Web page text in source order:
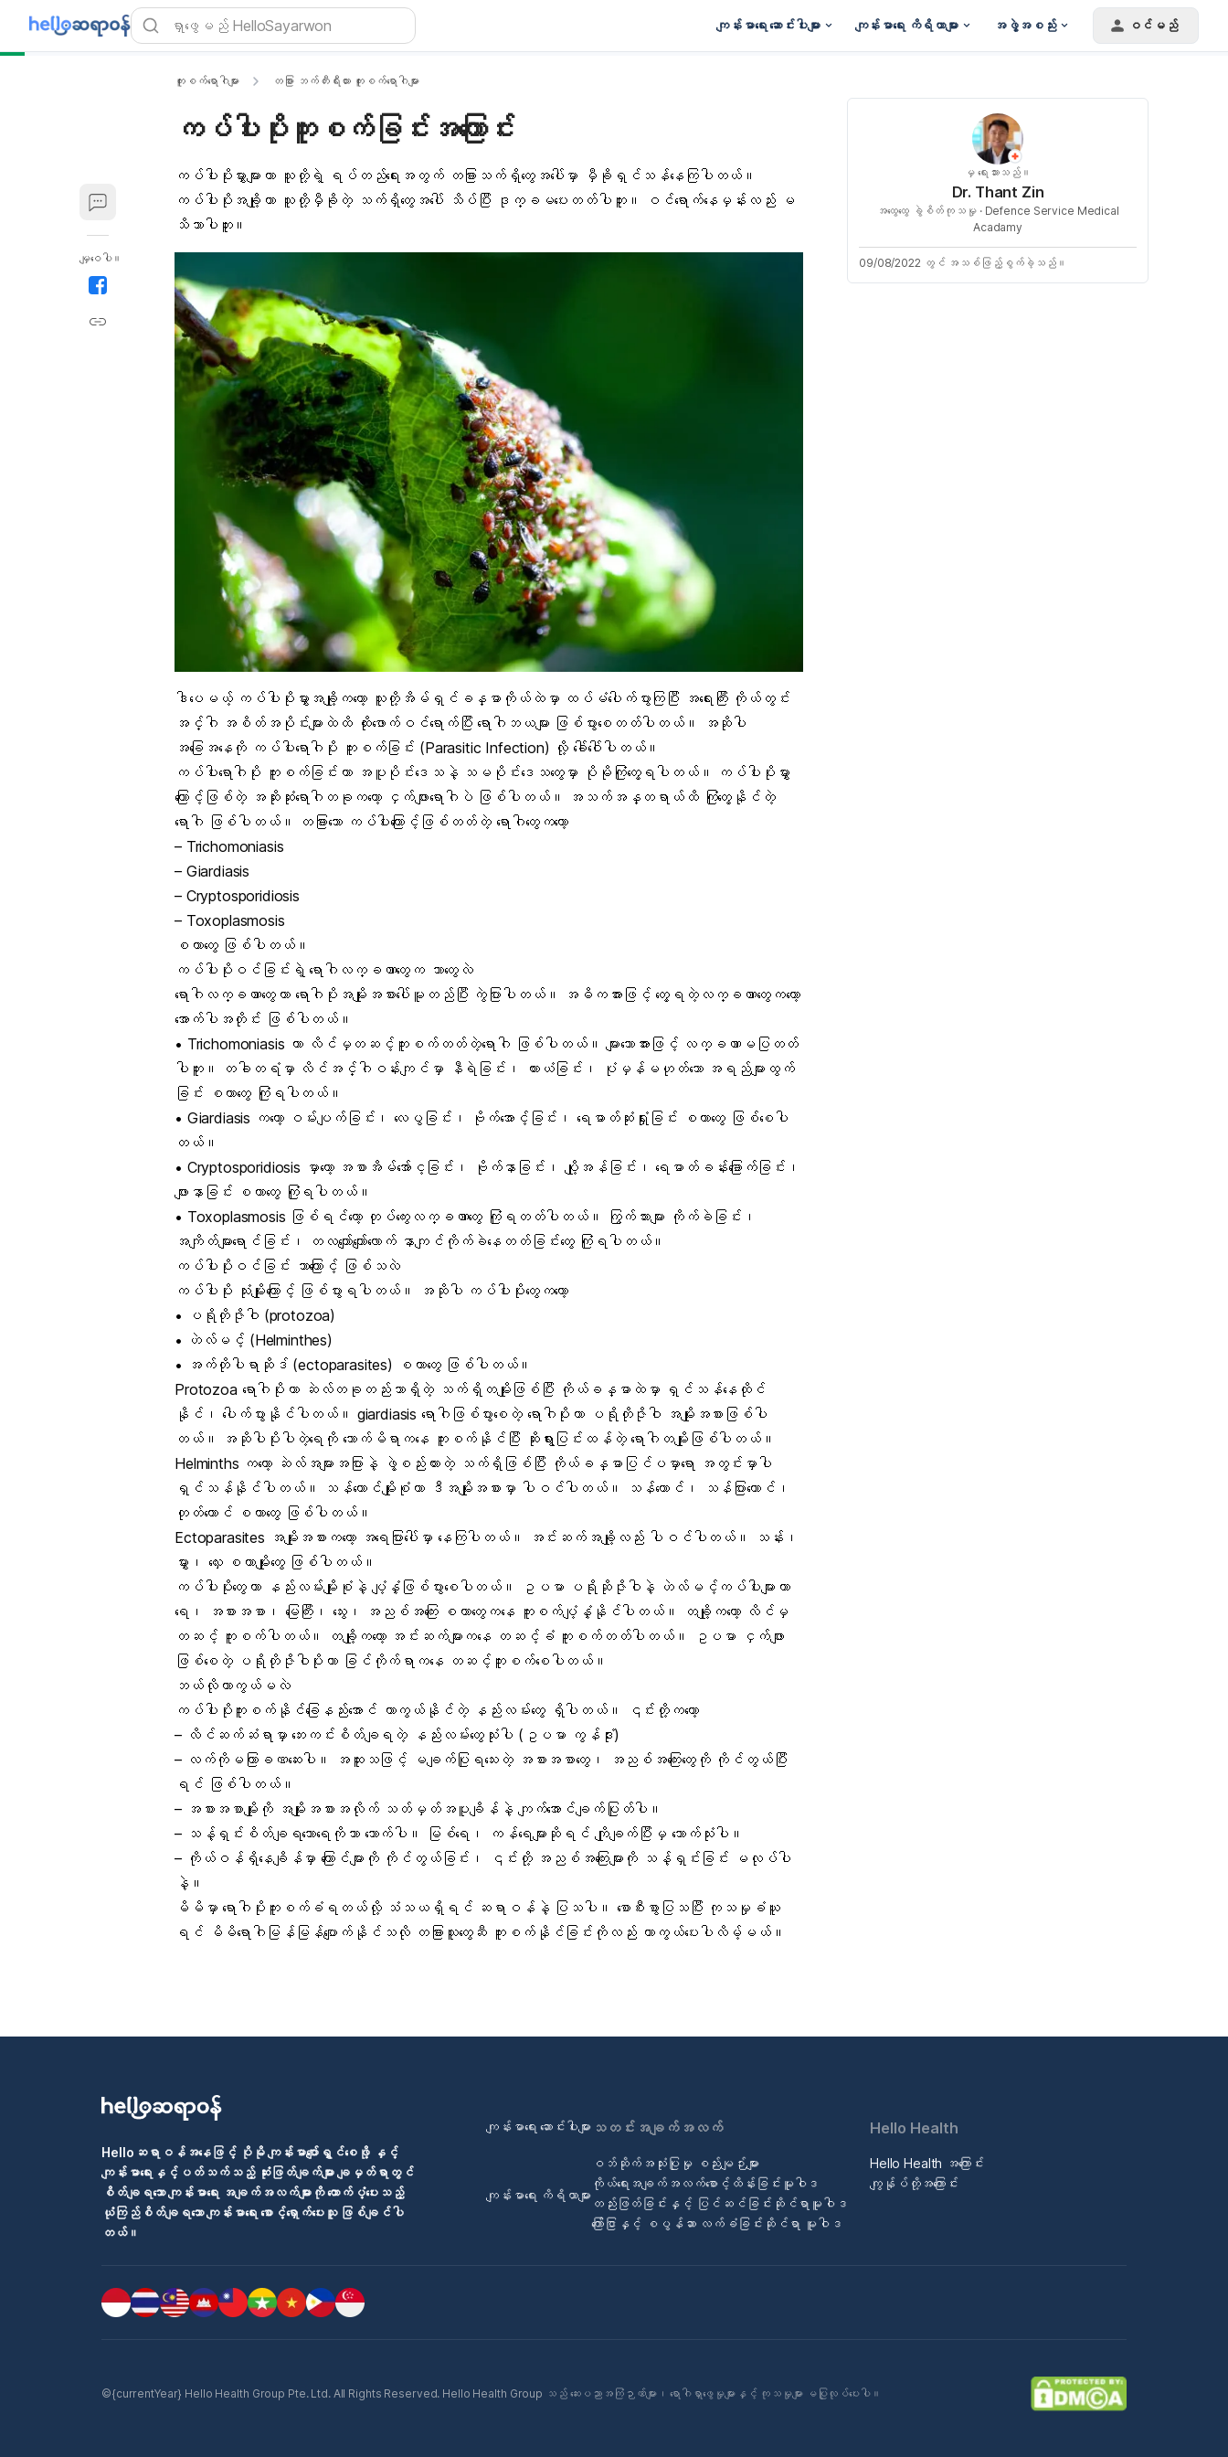
ကျန်းမာရေး ဆောင်းပါးများ ကျန်းမာရေး ကိရိယာများ အဖွဲ့အစည်း ဝင်မည်
မျှဝေပါ။
ကူးစက်ရောဂါများ တခြား ဘက်တီးရီးယား ကူးစက်ရောဂါများ
ကပ်ပါးပိုးကူးစက်ခြင်းအကြောင်း
ကပ်ပါးပိုးမွှားများ ဟာ သူတို့ရဲ့ ရပ်တည်ရေးအတွက် တခြားသက်ရှိတွေအပေါ်မှာ မှီခိုရှင်သန်နေကြပါတယ်။
ကပ်ပါးပိုးအချို့ဟာ သူတို့မှီခိုတဲ့ သက်ရှိတွေအပေါ် သိပ်ပြီး ဒုက္ခမပေးတတ်ပါဘူး။ ဝင်ရောက်နေမှန်းလည်း မ
သိသာပါဘူး။
ဒါပေမယ့် ကပ်ပါးပိုးမွှားအချို့ကတော့ သူတို့အိမ်ရှင်ခန္ဓာကိုယ်ထဲမှာ ထပ်မံပေါက်ပွားကြပြီး အရေးကြီး ကိုယ်တွင်း
အင်္ဂါ အစိတ်အပိုင်းများထဲထိ ထိုးဖောက်ဝင်ရောက်ပြီး ရောဂါဘယများ ဖြစ်ပွားစေတတ်ပါတယ်။ အဆိုပါ
အခြေအနေကို ကပ်ပါးရောဂါပိုး ကူးစက်ခြင်း (Parasitic Infection) လို့ ခေါ်ဝေါ်ပါတယ်။
ကပ်ပါးရောဂါပိုး ကူးစက်ခြင်းဟာ အပူပိုင်းဒေသနဲ့ သမပိုင်းဒေသတွေမှာ ပိုမိုကြုံတွေ့ရပါတယ်။ ကပ်ပါးပိုးမွှား
ကြောင့်ဖြစ်တဲ့ အဆိုးဆုံးရောဂါတခုကတော့ ငှက်ဖျားရောဂါ ပဲ ဖြစ်ပါတယ်။ အသက်အန္တရာယ်ထိ ကြုံတွေ့နိုင်တဲ့
ရောဂါ ဖြစ်ပါတယ်။ တခြားသော ကပ်ပါးကြောင့်ဖြစ်တတ်တဲ့ ရောဂါတွေကတော့
– Trichomoniasis
– Giardiasis
– Cryptosporidiosis
– Toxoplasmosis
စတာတွေ ဖြစ်ပါတယ်။
ကပ်ပါးပိုးဝင်ခြင်းရဲ့ ရောဂါလက္ခဏာတွေ က ဘာတွေလဲ
ရောဂါလက္ခဏာတွေဟာ ရောဂါပိုးအမျိုးအစားပေါ်မူတည်ပြီး ကွဲပြားပါတယ်။ အဓိကအားဖြင့် တွေ့ရတဲ့လက္ခဏာတွေကတော့
အောက်ပါအတိုင်း ဖြစ်ပါတယ်။
• Trichomoniasis ဟာ လိင်မှတဆင့်ကူးစက်တတ်တဲ့ရောဂါ ဖြစ်ပါတယ်။ များသောအားဖြင့် လက္ခဏာမပြတတ်
ပါဘူး။ တခါတရံမှာ လိင်အင်္ဂါဝန်းကျင်မှာ နီရဲခြင်း၊ ယားယံခြင်း၊ ပုံမှန်မဟုတ်သော အရည်များထွက်
ခြင်း စတာတွေ ကြုံရပါတယ်။
• Giardiasis ကတော့ ဝမ်းပျက်ခြင်း၊ လေပွခြင်း၊ ဗိုက်အောင့်ခြင်း၊ ရေဓာတ်ဆုံးရှုံးခြင်း စတာတွေ ဖြစ်စေပါ
တယ်။
• Cryptosporidiosis မှာတော့ အစာအိမ်အော်င့ခြင်း၊ ဗိုက်နာခြင်း၊ ပျို့အန်ခြင်း၊ ရေဓာတ်ခန်းခြောက်ခြင်း၊
ဖျားနာခြင်း စတာတွေ ကြုံရပါတယ်။
• Toxoplasmosis ဖြစ်ရင်တော့ တုပ်ကွေးလက္ခဏာတွေ ကြုံရတတ်ပါတယ်။ ကြွက်သားများ ကိုက်ခဲခြင်း၊
အကျိတ်များရောင်ခြင်း၊ တလကျော်ကျော်လောက် နာကျင်ကိုက်ခဲနေတတ်ခြင်းတွေ ကြုံရပါတယ်။
ကပ်ပါးပိုးဝင်ခြင်း ဘာကြောင့် ဖြစ်သလဲ
ကပ်ပါးပိုး သုံးမျိုးကြောင့် ဖြစ်ပွားရပါတယ်။ အဆိုပါ ကပ်ပါးပိုးတွေကတော့
• ပရိုတိုဇိုဝါ (protozoa)
• ဟဲလ်မင့် (Helminthes)
• အက်တိုပါရာဆိုဒ် (ectoparasites) စတာတွေ ဖြစ်ပါတယ်။
Protozoa ရောဂါပိုးဟာ ဆဲလ်တခုတည်းသာရှိတဲ့ သက်ရှိတမျိုးဖြစ်ပြီး ကိုယ်ခန္ဓာထဲမှာ ရှင်သန်နေထိုင်
နိုင်၊ ပေါက်ပွားနိုင်ပါတယ်။ giardiasis ရောဂါဖြစ်ပွားစေတဲ့ ရောဂါပိုးဟာ ပရိုတိုဇိုဝါ အမျိုးအစားဖြစ်ပါ
တယ်။ အဆိုပါပိုးပါတဲ့ရေကို သောက်မိရာကနေ ကူးစက်နိုင်ပြီး ဆိုးရွားပြင်းထန်တဲ့ ရောဂါတမျိုးဖြစ်ပါတယ်။
Helminths ကတော့ ဆဲလ်အများအပြားနဲ့ ဖွဲ့စည်းထားတဲ့ သက်ရှိဖြစ်ပြီး ကိုယ်ခန္ဓာပြင်ပမှာရော အတွင်းမှာပါ
ရှင်သန်နိုင်ပါတယ်။ သန်ကောင်မျိုးစုံဟာ ဒီအမျိုးအစားမှာ ပါဝင်ပါတယ်။ သန်ကောင်၊
သန်ပြားကောင်၊
တုတ်ကောင် စတာတွေ ဖြစ်ပါတယ်။
Ectoparasites အမျိုးအစားကတော့ အရေပြားပေါ်မှာ နေကြပါတယ်။ အင်းဆက်အချို့လည်း ပါဝင်ပါတယ်။ သန်း၊
မွှား၊ လှေး စတာမျိုးတွေ ဖြစ်ပါတယ်။
ကပ်ပါးပိုးတွေဟာ နည်းလမ်းမျိုးစုံနဲ့ ပျံ့နှံ့ဖြစ်ပွားစေပါတယ်။ ဥပမာ ပရိုဆိုဇိုဝါနဲ့ ဟဲလ်မင့်ကပ်ပါးများဟာ
ရေ၊ အစားအစာ၊ မြေကြီး၊ သွေး၊ အညစ်အကြေး စတာတွေကနေ ကူးစက်ပျံ့နှံ့နိုင်ပါတယ်။ တချို့ကတော့ လိင်မှ
တဆင့် ကူးစက်ပါတယ်။ တချို့ကတော့ အင်းဆက်များကနေ တဆင့်ခံ ကူးစက်တတ်ပါတယ်။ ဥပမာ ငှက်ဖျား
ဖြစ်စေတဲ့ ပရိုတိုဇိုဝါပိုးဟာ ခြင်ကိုက်ရာကနေ တဆင့်ကူးစက်စေပါတယ်။
ဘယ်လိုကာကွယ်မလဲ
ကပ်ပါးပိုးကူးစက်နိုင်ခြေနည်းအောင် ကာကွယ်နိုင်တဲ့ နည်းလမ်းတွေ ရှိပါတယ်။ ၎င်းတို့ကတော့
– လိင်ဆက်ဆံရာမှာ ဘေးကင်းစိတ်ချရတဲ့ နည်းလမ်းတွေ သုံးပါ (ဥပမာ ကွန်ဒုံး)
– လက်ကိုမကြာခဏဆေးပါ။ အထူးသဖြင့် မချက်ပြုရသေးတဲ့ အစားအစာတွေ၊ အညစ်အကြေးတွေကို ကိုင်တွယ်ပြီး
ရင် ဖြစ်ပါတယ်။
– အစားအစာမျိုးကို အမျိုးအစားအလိုက် သတ်မှတ်အပူချိန်နဲ့ ကျက်အောင်ချက်ပြုတ်ပါ။
– သန့်ရှင်းစိတ်ချရသောရေ ကိုသာ သောက်ပါ။ မြစ်ရေ၊ ကန်ရေများဆိုရင် ကျိုချက်ပြီးမှ သောက်သုံးပါ။
– ကိုယ်ဝန်ရှိနေချိန်မှာ ကြောင်များကို ကိုင်တွယ်ခြင်း၊ ၎င်းတို့ အညစ်အကြေးများကို သန့်ရှင်းခြင်း မလုပ်ပါ
နဲ့။
မိမိမှာ ရောဂါပိုးကူးစက်ခံရတယ်လို့ သံသယရှိရင် ဆရာဝန်နဲ့ ပြသပါ။ စောစီးစွာပြသပြီး ကုသမှုခံယူ
ရင် မိမိရောဂါမြန်မြန်ပျောက်နိုင်သလို တခြားသူတွေဆီ ကူးစက်နိုင်ခြင်းကိုလည်း ကာကွယ်ပေးပါလိမ့်မယ်။
မှ ရေးသားသည်။
Dr. Thant Zin
အထွေထွေ ခွဲစိတ်ကုသမှု · Defence Service Medical
Acadamy
09/08/2022 တွင် အသစ်ဖြည့်စွက်ခဲ့သည်။
Helloဆရာဝန်အနေဖြင့် ပိုမို ကျန်းမာပျော်ရွှင်စေဖို့ နှင့်
ကျန်းမာရေးနှင့်ပတ်သက်သည့် ဆုံးဖြတ်ချက်များ ချမှတ်ရာတွင်
စိတ်ချရသော ကျန်းမာရေး အချက်အလက်များကို ထောက်ပံ့ပေးသည့်
ယုံကြည်စိတ်ချရသော ကျန်းမာရေး စောင့်ရှောက်ပေးသူ ဖြစ်ချင်ပါ
တယ်။
ကျန်းမာရေး ဆောင်းပါးများ
ကျန်းမာရေး ကိရိယာများ
သတင်းအချက်အလက်
ဝဘ်ဆိုက်အသုံးပြုမှု စည်းမျဉ်းများ
ကိုယ်ရေးအချက်အလက်စောင့်ထိန်းခြင်းမူဝါဒ
တည်းဖြတ်ခြင်းနှင့် ပြင်ဆင်ခြင်းဆိုင်ရာမူဝါဒ
ကြော်ငြာနှင့် စပွန်ဆာ လက်ခံခြင်းဆိုင်ရာ မူဝါဒ
Hello Health
Hello Health အကြောင်း
ကျွန်ုပ်တို့အကြောင်း
©{currentYear} Hello Health Group Pte. Ltd. All Rights Reserved. Hello Health Group သည် ဆေးပညာအကြံဉာဏ်များ၊ ရောဂါရှာဖွေမှုများနှင့် ကုသမှုများ မပြုလုပ်ပေးပါ။